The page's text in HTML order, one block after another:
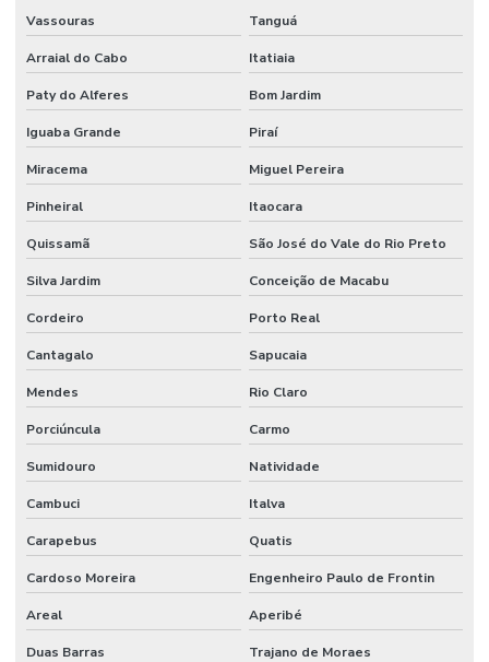
Vassouras Tanguá
Arraial do Cabo Itatiaia
Paty do Alferes Bom Jardim
Iguaba Grande Piraí
Miracema Miguel Pereira
Pinheiral Itaocara
Quissamã São José do Vale do Rio Preto
Silva Jardim Conceição de Macabu
Cordeiro Porto Real
Cantagalo Sapucaia
Mendes Rio Claro
Porciúncula Carmo
Sumidouro Natividade
Cambuci Italva
Carapebus Quatis
Cardoso Moreira Engenheiro Paulo de Frontin
Areal Aperibé
Duas Barras Trajano de Moraes